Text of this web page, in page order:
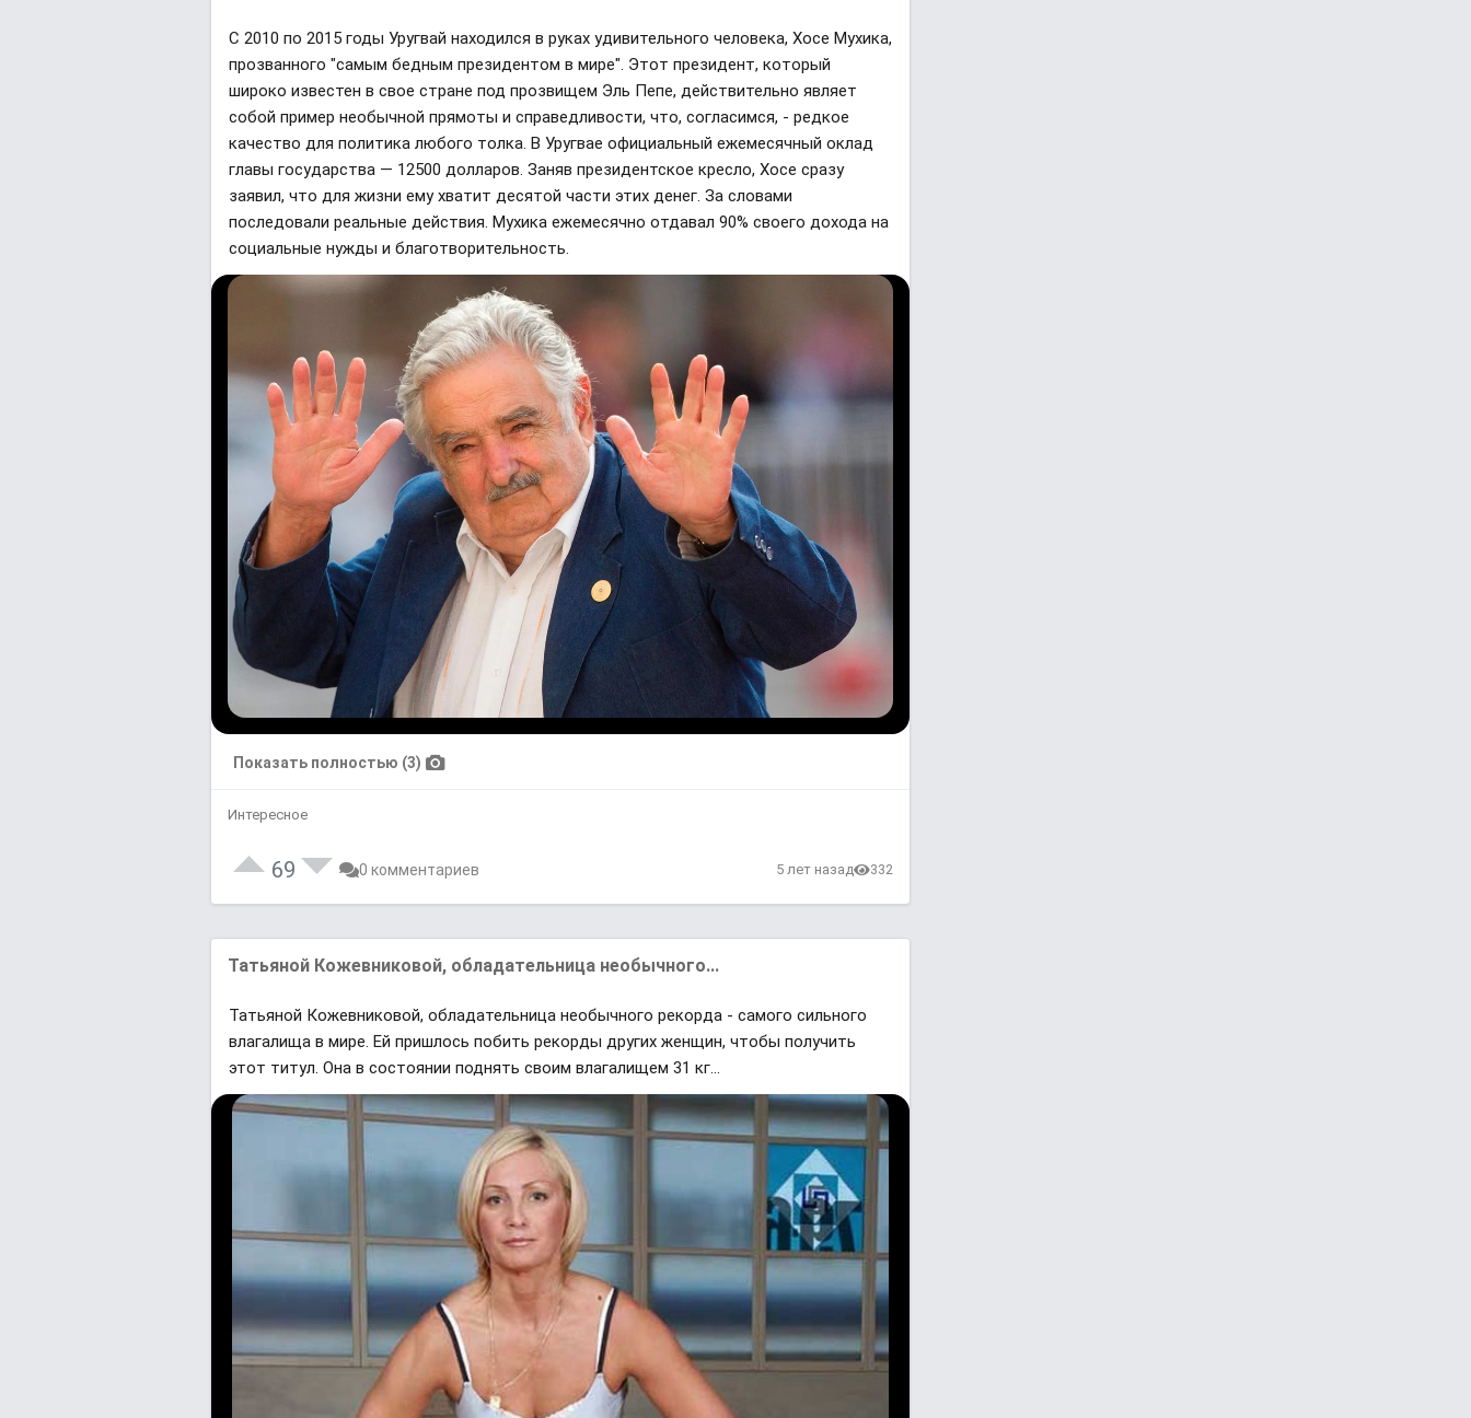
С 2010 по 2015 годы Уругвай находился в руках удивительного человека, Хосе Мухика,
прозванного "самым бедным президентом в мире". Этот президент, который
широко известен в свое стране под прозвищем Эль Пепе, действительно являет
собой пример необычной прямоты и справедливости, что, согласимся, - редкое
качество для политика любого толка. В Уругвае официальный ежемесячный оклад
главы государства — 12500 долларов. Заняв президентское кресло, Хосе сразу
заявил, что для жизни ему хватит десятой части этих денег. За словами
последовали реальные действия. Мухика ежемесячно отдавал 90% своего дохода на
социальные нужды и благотворительность.
Показать полностью (3)
Интересное
69 0 комментариев 5 лет назад 332
Татьяной Кожевниковой, обладательница необычного...
Татьяной Кожевниковой, обладательница необычного рекорда - самого сильного
влагалища в мире. Ей пришлось побить рекорды других женщин, чтобы получить
этот титул. Она в состоянии поднять своим влагалищем 31 кг...